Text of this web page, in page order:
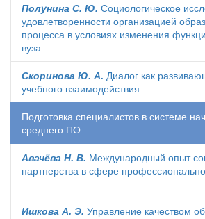
Полунина С. Ю. Социологическое
удовлетворенности организацией
процесса в условиях изменения
вуза
Скоринова Ю. А. Диалог как
учебного взаимодействия
Подготовка специалистов в системе
среднего ПО
Авачёва Н. В. Международный опыт
партнерства в сфере
Ишкова А. Э. Управление качеством